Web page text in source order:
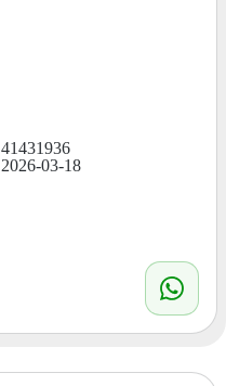
41431936
2026-03-18